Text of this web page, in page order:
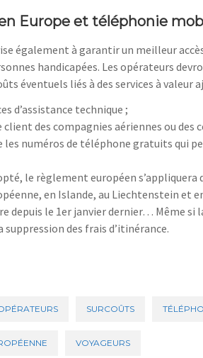
Europe et téléphonie
également à garantir un meilleur
handicapées. Les opérateurs
éventuels liés à des services à valeur
d’assistance technique ;
client des compagnies aériennes ou des
les numéros de téléphone gratuits qui
le règlement européen
en Islande, au Liechtenstein et
depuis le 1er janvier dernier… Même
des frais d’itinérance.
SURCOÛTS
VOYAGEURS